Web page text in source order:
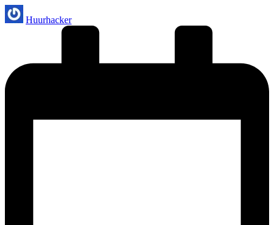
Geplaatst
door Huurhacker